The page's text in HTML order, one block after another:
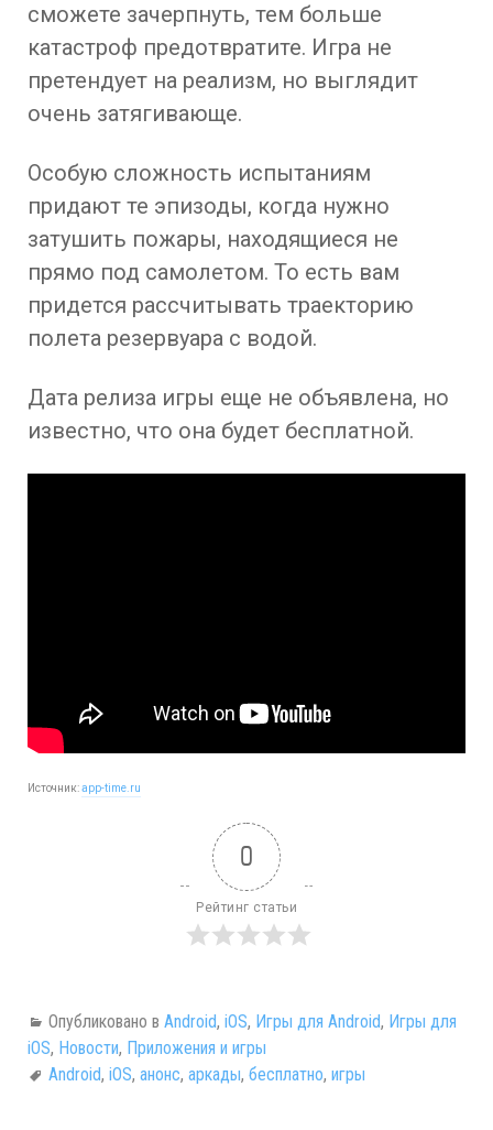
сможете зачерпнуть, тем больше
катастроф предотвратите. Игра не
претендует на реализм, но выглядит
очень затягивающе.
Особую сложность испытаниям
придают те эпизоды, когда нужно
затушить пожары, находящиеся не
прямо под самолетом. То есть вам
придется рассчитывать траекторию
полета резервуара с водой.
Дата релиза игры еще не объявлена, но
известно, что она будет бесплатной.
Источник:app-time.ru
0
Рейтинг статьи
Опубликовано в Android, iOS, Игры для Android, Игры для
iOS, Новости, Приложения и игры
Android, iOS, анонс, аркады, бесплатно, игры